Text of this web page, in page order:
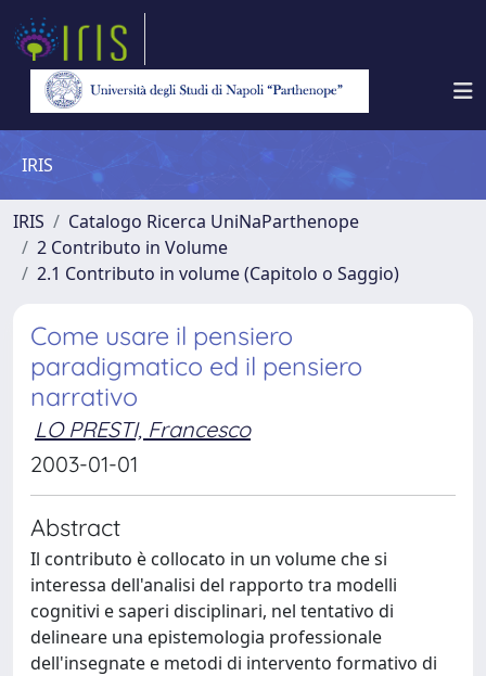
IRIS
IRIS
Catalogo Ricerca UniNaParthenope
2 Contributo in Volume
2.1 Contributo in volume (Capitolo o Saggio)
Come usare il pensiero
paradigmatico ed il pensiero
narrativo
LO PRESTI, Francesco
2003-01-01
Abstract
Il contributo è collocato in un volume che si
interessa dell'analisi del rapporto tra modelli
cognitivi e saperi disciplinari, nel tentativo di
delineare una epistemologia professionale
dell'insegnate e metodi di intervento formativo di